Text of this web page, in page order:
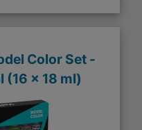
Color Set -
(16 x 18 ml)